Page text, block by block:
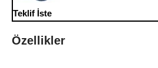
Teklif İste
Özellikler